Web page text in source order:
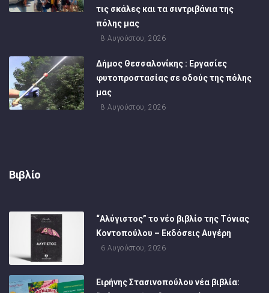
τις σκάλες και τα σιντριβάνια της
πόλης μας
8 Αυγούστου, 2026
Δήμος Θεσσαλονίκης : Εργασίες
φυτοπροστασίας σε οδούς της πόλης
μας
8 Αυγούστου, 2026
Βιβλίο
“Αλύγιστος” το νέο βιβλίο της Τόνιας
Κοντοπούλου – Εκδόσεις Αυγέρη
6 Αυγούστου, 2026
Ειρήνης Στασινοπούλου νέα βιβλία: